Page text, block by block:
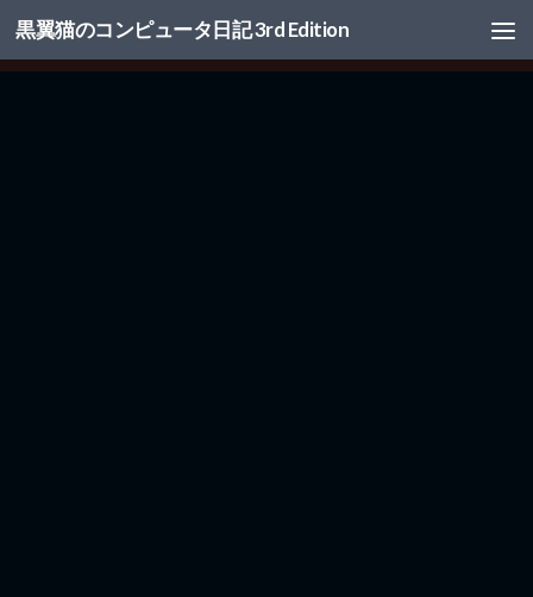
コンテンツへスキップ
黒翼猫のコンピュータ日記 3rd Edition